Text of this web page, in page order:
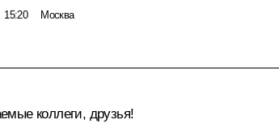
15:20 Москва
коллеги, друзья!